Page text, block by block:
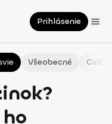
Prihlásenie
Všeobecné